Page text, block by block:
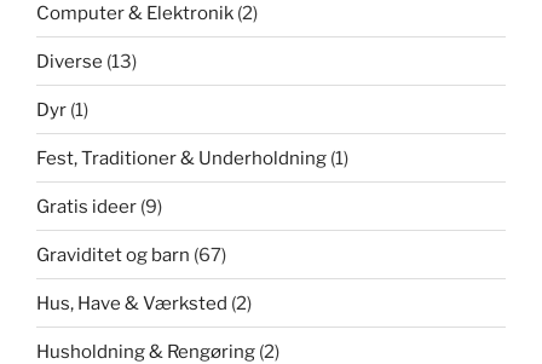
Computer & Elektronik (2)
Diverse (13)
Dyr (1)
Fest, Traditioner & Underholdning (1)
Gratis ideer (9)
Graviditet og barn (67)
Hus, Have & Værksted (2)
Husholdning & Rengøring (2)